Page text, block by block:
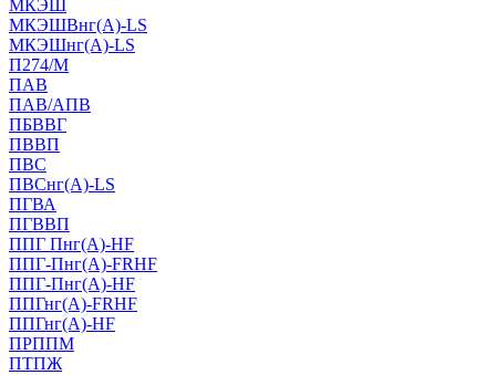
МКЭШ
МКЭШВнг(А)-LS
МКЭШнг(А)-LS
П274/М
ПАВ
ПАВ/АПВ
ПБВВГ
ПВВП
ПВС
ПВСнг(А)-LS
ПГВА
ПГВВП
ППГ Пнг(А)-HF
ППГ-Пнг(А)-FRHF
ППГ-Пнг(А)-HF
ППГнг(А)-FRHF
ППГнг(А)-HF
ПРППМ
ПТПЖ